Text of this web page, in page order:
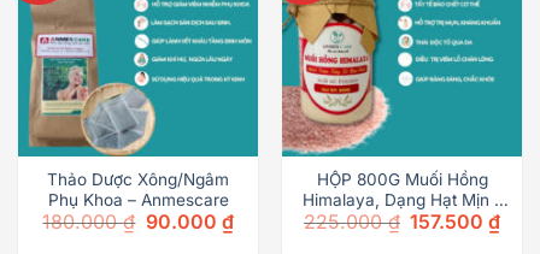
Thảo Dược Xông/Ngâm
Phụ Khoa – Anmescare
180.000₫ Original
price
90.000 ₫Current
price
HỘP 800G Muối Hồng
Himalaya, Dạng Hạt Mịn –
Tắm, Tẩy tế bào chết,
225.000₫ Original
price
157.500₫